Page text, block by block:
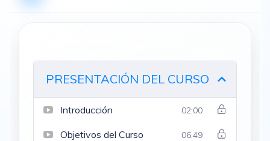
PRESENTACIÓN DEL CURSO
Introducción 02:00
Objetivos del Curso 06:49